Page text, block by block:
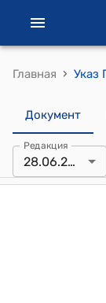
Главная ›
Документ
Редакция
28.06.2013